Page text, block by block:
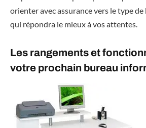
orienter avec assurance vers le type
qui répondra le mieux à vos attentes.
Les rangements et
votre prochain bureau